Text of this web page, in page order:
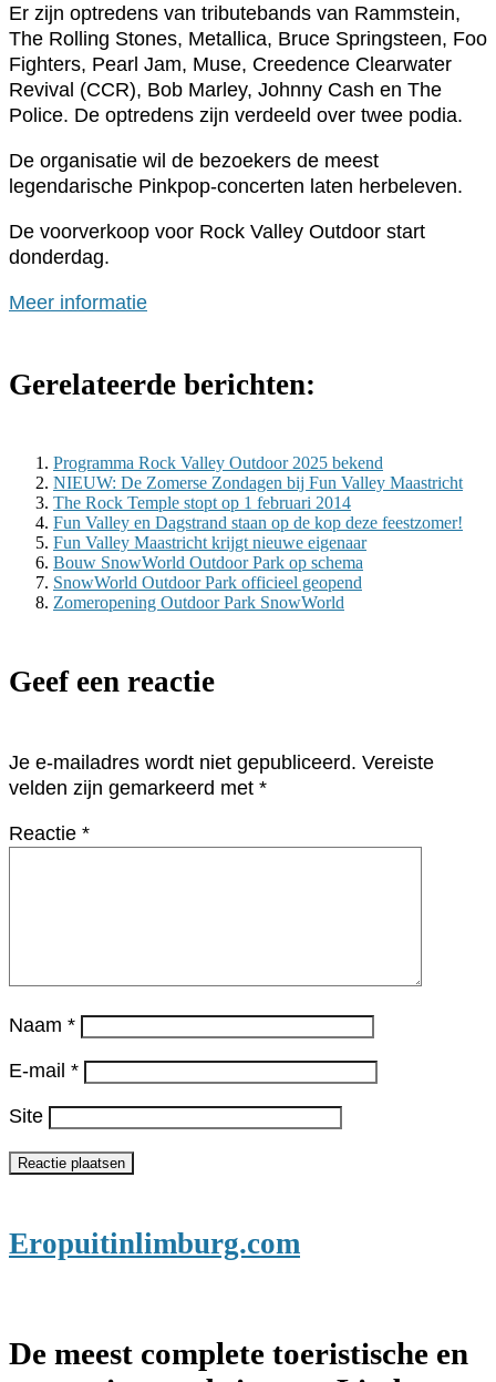
Er zijn optredens van tributebands van Rammstein,
The Rolling Stones, Metallica, Bruce Springsteen, Foo
Fighters, Pearl Jam, Muse, Creedence Clearwater
Revival (CCR), Bob Marley, Johnny Cash en The
Police. De optredens zijn verdeeld over twee podia.
De organisatie wil de bezoekers de meest
legendarische Pinkpop-concerten laten herbeleven.
De voorverkoop voor Rock Valley Outdoor start
donderdag.
Meer informatie
Gerelateerde berichten:
Programma Rock Valley Outdoor 2025 bekend
NIEUW: De Zomerse Zondagen bij Fun Valley Maastricht
The Rock Temple stopt op 1 februari 2014
Fun Valley en Dagstrand staan op de kop deze feestzomer!
Fun Valley Maastricht krijgt nieuwe eigenaar
Bouw SnowWorld Outdoor Park op schema
SnowWorld Outdoor Park officieel geopend
Zomeropening Outdoor Park SnowWorld
Geef een reactie
Je e-mailadres wordt niet gepubliceerd. Vereiste
velden zijn gemarkeerd met *
Reactie *
Naam *
E-mail *
Site
Eropuitinlimburg.com
De meest complete toeristische en